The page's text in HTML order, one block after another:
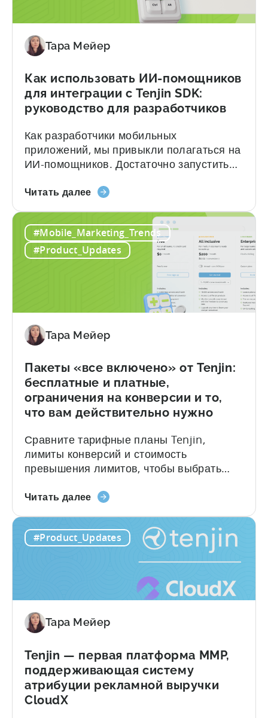
Campaigns,
Fraud
Filters
Without
Leaving
Your
AI
Assistant
Тара Мейер
Как использовать ИИ-помощников
для интеграции с Tenjin SDK:
руководство для разработчиков
Как разработчики мобильных
приложений, мы привыкли полагаться на
ИИ-помощников. Достаточно запустить
описать, что вы хотите создать, — и
рабочий код. Но за этим удобством
скрывается цена: галлюцинации. В чём
же проблема? Когда вы просите LLM
интегрировать мобильный SDK, вы...
Читать далее«Как
помощников
для
интеграции
для
#Mobile_Marketing_Trends
#Product_Updates
Тара Мейер
Пакеты «все включено» от Tenjin:
бесплатные и платные,
ограничения на конверсии и то,
что вам действительно нужно
Сравните тарифные планы Tenjin,
лимиты конверсий и стоимость
превышения лимитов, чтобы выбрать
содержание: Что нужно знать о Tenjin
аналитике (MMP), созданный для
игровых студий и команд разработчиков
приложений, которым нужна точная
политика, не сдерживающая рост.
Большинство инструментов
маркетинговой аналитики созданы для...
Читать далееО
включено»
бесплатные
варианты,
на
конверсию
и
#Product_Updates
Тара Мейер
Tenjin — первая платформа MMP,
поддерживающая систему
атрибуции рекламной выручки
CloudX